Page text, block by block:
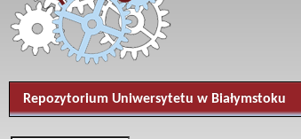
Repozytorium Uniwersytetu w Białymstoku